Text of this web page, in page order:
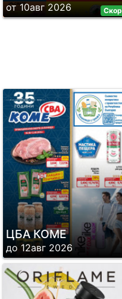
от 10авг 2026
ЦБА КОМЕ
до 12авг 2026